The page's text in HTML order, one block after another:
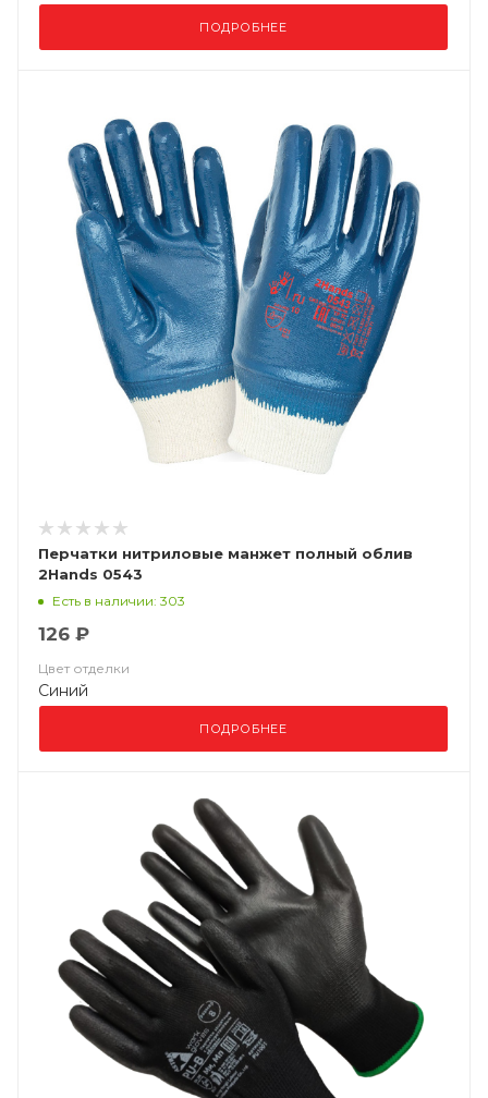
ПОДРОБНЕЕ
Перчатки нитриловые манжет полный облив
2Hands 0543
Есть в наличии: 303
126 ₽
Цвет отделки
Синий
ПОДРОБНЕЕ